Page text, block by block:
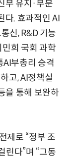
부 유지·부분
다. 효과적인 AI
신, R&D 기능
희 국회 과학
부총리 승격
고, AI정책실
을 통해 보완하
제로 “정부 조
린다”며 “그동